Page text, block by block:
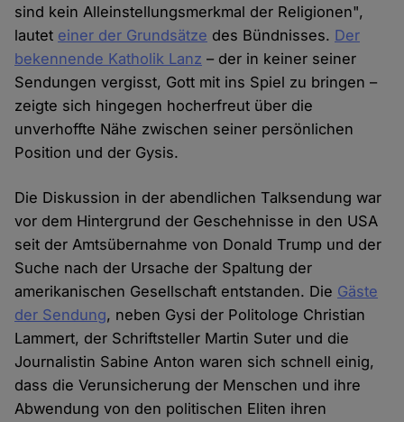
sind kein Alleinstellungsmerkmal der Religionen",
lautet einer der Grundsätze des Bündnisses. Der
bekennende Katholik Lanz – der in keiner seiner
Sendungen vergisst, Gott mit ins Spiel zu bringen –
zeigte sich hingegen hocherfreut über die
unverhoffte Nähe zwischen seiner persönlichen
Position und der Gysis.
Die Diskussion in der abendlichen Talksendung war
vor dem Hintergrund der Geschehnisse in den USA
seit der Amtsübernahme von Donald Trump und der
Suche nach der Ursache der Spaltung der
amerikanischen Gesellschaft entstanden. Die Gäste
der Sendung, neben Gysi der Politologe Christian
Lammert, der Schriftsteller Martin Suter und die
Journalistin Sabine Anton waren sich schnell einig,
dass die Verunsicherung der Menschen und ihre
Abwendung von den politischen Eliten ihren